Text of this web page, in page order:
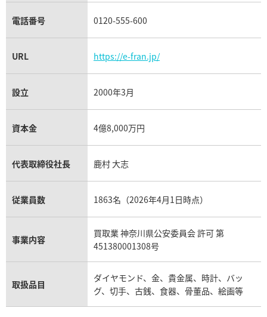
電話番号 0120-555-600
URL https://e-fran.jp/
設立 2000年3月
資本金 4億8,000万円
代表取締役社長 鹿村 大志
従業員数 1863名（2026年4月1日時点）
事業内容
買取業 神奈川県公安委員会 許可 第
451380001308号
取扱品目
ダイヤモンド、金、貴金属、時計、バッ
グ、切手、古銭、食器、骨董品、絵画等